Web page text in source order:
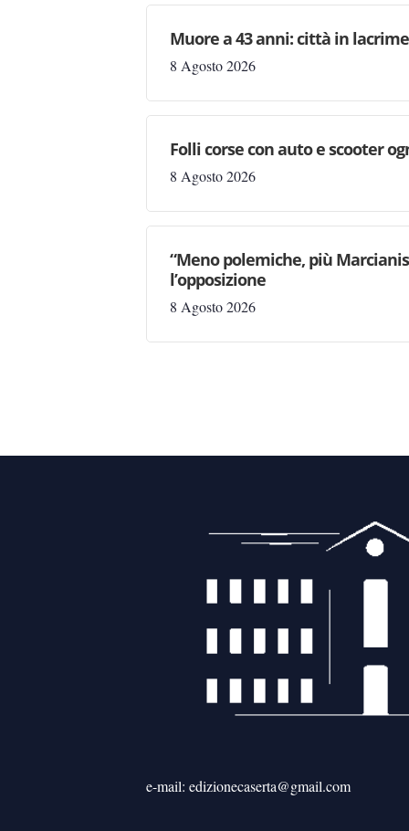
Muore a 43 anni: città in
8 Agosto 2026
Folli corse con auto e scooter
8 Agosto 2026
“Meno polemiche, più
l’opposizione
8 Agosto 2026
e-mail: edizionecaserta@gmail.com